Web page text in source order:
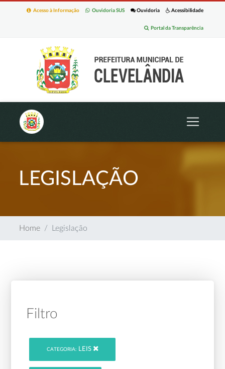
Acessibilidade
Ouvidoria
Ouvidoria SUS
Acesso à Informação
Portal da Transparência
LEGISLAÇÃO
Home Legislação
Filtro
CATEGORIA: LEIS